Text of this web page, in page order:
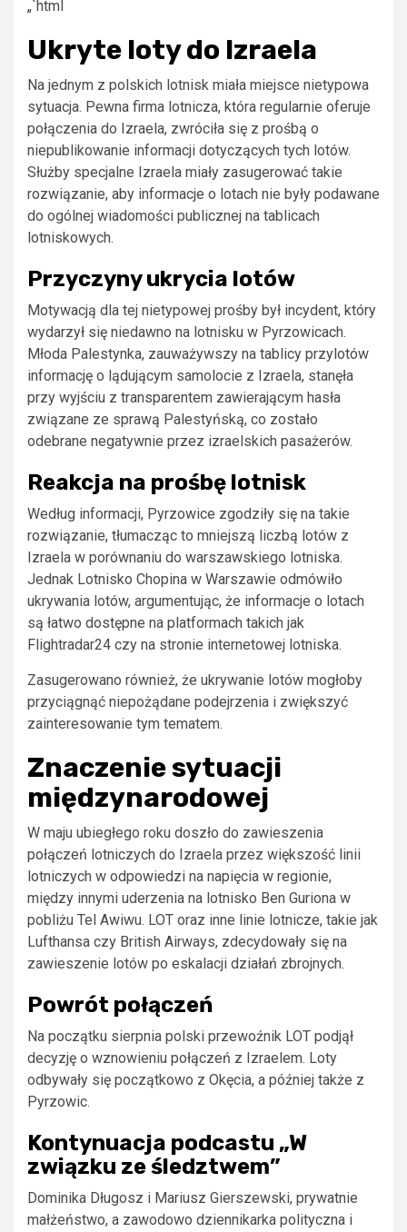
„`html
Ukryte loty do Izraela
Na jednym z polskich lotnisk miała miejsce nietypowa
sytuacja. Pewna firma lotnicza, która regularnie oferuje
połączenia do Izraela, zwróciła się z prośbą o
niepublikowanie informacji dotyczących tych lotów.
Służby specjalne Izraela miały zasugerować takie
rozwiązanie, aby informacje o lotach nie były podawane
do ogólnej wiadomości publicznej na tablicach
lotniskowych.
Przyczyny ukrycia lotów
Motywacją dla tej nietypowej prośby był incydent, który
wydarzył się niedawno na lotnisku w Pyrzowicach.
Młoda Palestynka, zauważywszy na tablicy przylotów
informację o lądującym samolocie z Izraela, stanęła
przy wyjściu z transparentem zawierającym hasła
związane ze sprawą Palestyńską, co zostało
odebrane negatywnie przez izraelskich pasażerów.
Reakcja na prośbę lotnisk
Według informacji, Pyrzowice zgodziły się na takie
rozwiązanie, tłumacząc to mniejszą liczbą lotów z
Izraela w porównaniu do warszawskiego lotniska.
Jednak Lotnisko Chopina w Warszawie odmówiło
ukrywania lotów, argumentując, że informacje o lotach
są łatwo dostępne na platformach takich jak
Flightradar24 czy na stronie internetowej lotniska.
Zasugerowano również, że ukrywanie lotów mogłoby
przyciągnąć niepożądane podejrzenia i zwiększyć
zainteresowanie tym tematem.
Znaczenie sytuacji
międzynarodowej
W maju ubiegłego roku doszło do zawieszenia
połączeń lotniczych do Izraela przez większość linii
lotniczych w odpowiedzi na napięcia w regionie,
między innymi uderzenia na lotnisko Ben Guriona w
pobliżu Tel Awiwu. LOT oraz inne linie lotnicze, takie jak
Lufthansa czy British Airways, zdecydowały się na
zawieszenie lotów po eskalacji działań zbrojnych.
Powrót połączeń
Na początku sierpnia polski przewoźnik LOT podjął
decyzję o wznowieniu połączeń z Izraelem. Loty
odbywały się początkowo z Okęcia, a później także z
Pyrzowic.
Kontynuacja podcastu „W
związku ze śledztwem”
Dominika Długosz i Mariusz Gierszewski, prywatnie
małżeństwo, a zawodowo dziennikarka polityczna i